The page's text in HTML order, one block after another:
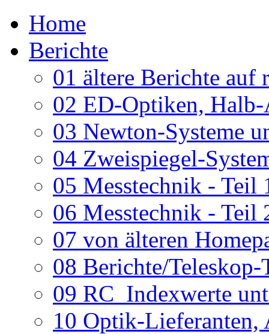
Home
Berichte
01 ältere Berichte auf
02 ED-Optiken, Halb-
03 Newton-Systeme
04 Zweispiegel-
05 Messtechnik - Teil
06 Messtechnik - Teil
07 von älteren
08 Berichte/
09 RC_Indexwerte
10 Optik-Lieferanten,